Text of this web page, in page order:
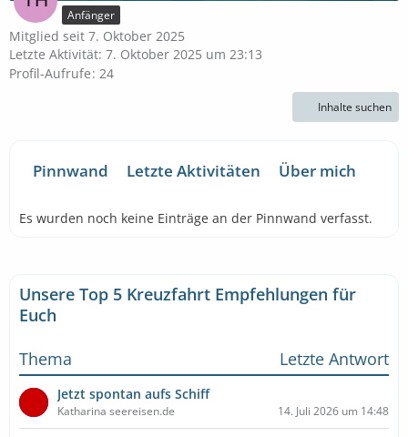
Anfänger
Mitglied seit 7. Oktober 2025
Letzte Aktivität: 7. Oktober 2025 um 23:13
Profil-Aufrufe 24
Inhalte suchen
Pinnwand Letzte Aktivitäten Über mich
Es wurden noch keine Einträge an der Pinnwand verfasst.
Unsere Top 5 Kreuzfahrt Empfehlungen für
Euch
Thema
Letzte Antwort
Jetzt spontan aufs Schiff
Katharina seereisen.de 14. Juli 2026 um 14:48